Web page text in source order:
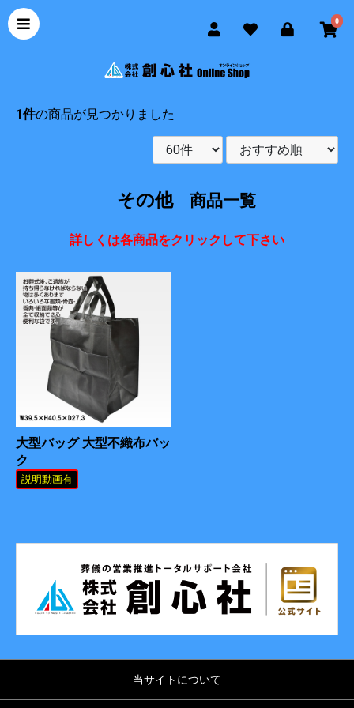
0
1件の商品が見つかりました
その他商品一覧
詳しくは各商品をクリックして下さい
大型バッグ 大型不織布バッ
ク
説明動画有
当サイトについて